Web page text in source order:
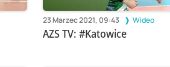
23 Marzec 2021, 09:43 Wideo
AZS TV: #Katowice